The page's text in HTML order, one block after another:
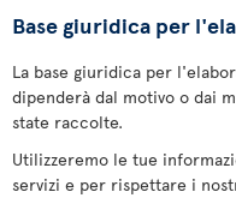
Base giuridica per
La base giuridica per
dipenderà dal motivo o dai
state raccolte.
Utilizzeremo le tue
servizi e per rispettare i